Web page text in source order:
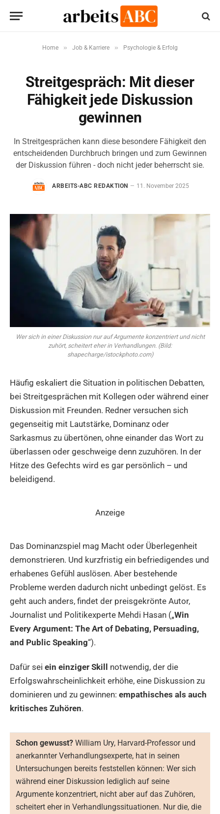
Home » Job & Karriere » Psychologie & Erfolg
Streitgespräch: Mit dieser
Fähigkeit jede Diskussion
gewinnen
In Streitgesprächen kann diese besondere Fähigkeit den
entscheidenden Durchbruch bringen und zum Gewinnen
der Diskussion führen - doch nicht jeder beherrscht sie.
ARBEITS-ABC REDAKTION 11. November 2025
Wer sich in einer Diskussion nur auf Argumente konzentriert und nicht
zuhört, scheitert eher in Verhandlungen. (Bild:
shapecharge/istockphoto.com)
Häufig eskaliert die Situation in politischen Debatten,
bei Streitgesprächen mit Kollegen oder während einer
Diskussion mit Freunden. Redner versuchen sich
gegenseitig mit Lautstärke, Dominanz oder
Sarkasmus zu übertönen, ohne einander das Wort zu
überlassen oder geschweige denn zuzuhören. In der
Hitze des Gefechts wird es gar persönlich – und
beleidigend.
Anzeige
Das Dominanzspiel mag Macht oder Überlegenheit
demonstrieren. Und kurzfristig ein befriedigendes und
erhabenes Gefühl auslösen. Aber bestehende
Probleme werden dadurch nicht unbedingt gelöst. Es
geht auch anders, findet der preisgekrönte Autor,
Journalist und Politikexperte Mehdi Hasan („Win
Every Argument: The Art of Debating, Persuading,
and Public Speaking“).
Dafür sei ein einziger Skill notwendig, der die
Erfolgswahrscheinlichkeit erhöhe, eine Diskussion zu
dominieren und zu gewinnen: empathisches als auch
kritisches Zuhören.
Schon gewusst?William Ury, Harvard-Professor und
anerkannter Verhandlungsexperte, hat in seinen
Untersuchungen bereits feststellen können: Wer sich
während einer Diskussion lediglich auf seine
Argumente konzentriert, nicht aber auf das Zuhören,
scheitert eher in Verhandlungssituationen. Nur die, die